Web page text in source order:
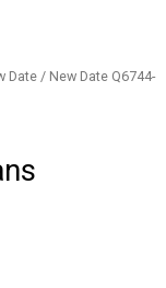
Date / New Date Q6744-